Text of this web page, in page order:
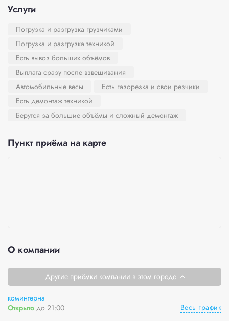
Услуги
Погрузка и разгрузка грузчиками
Погрузка и разгрузка техникой
Есть вывоз больших объёмов
Выплата сразу после взвешивания
Автомобильные весы
Есть газорезка и свои резчики
Есть демонтаж техникой
Берутся за большие объёмы и сложный демонтаж
Пункт приёма на карте
О компании
Другие приёмки компании в этом городе
коминтерна
Открыто до 21:00 Весь график